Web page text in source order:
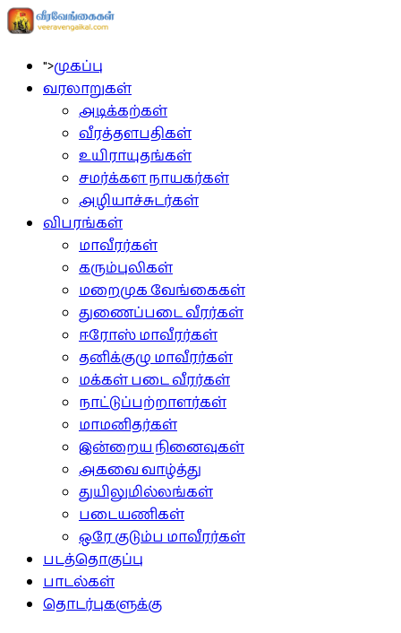
">முகப்பு
வரலாறுகள்
அடிக்கற்கள்
வீரத்தளபதிகள்
உயிராயுதங்கள்
சமர்க்கள நாயகர்கள்
அழியாச்சுடர்கள்
விபரங்கள்
மாவீரர்கள்
கரும்புலிகள்
மறைமுக வேங்கைகள்
துணைப்படை வீரர்கள்
ஈரோஸ் மாவீரர்கள்
தனிக்குழு மாவீரர்கள்
மக்கள் படை வீரர்கள்
நாட்டுப்பற்றாளர்கள்
மாமனிதர்கள்
இன்றைய நினைவுகள்
அகவை வாழ்த்து
துயிலுமில்லங்கள்
படையணிகள்
ஒரே குடும்ப மாவீரர்கள்
படத்தொகுப்பு
பாடல்கள்
தொடர்புகளுக்கு